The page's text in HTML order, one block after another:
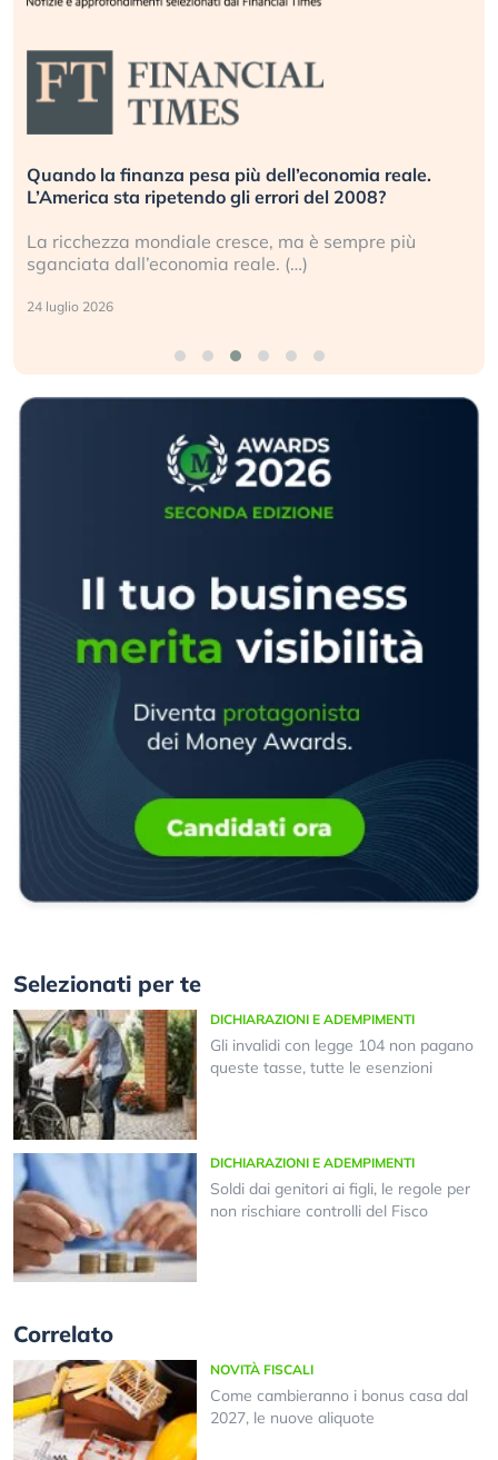
Quando la finanza pesa più dell’economia reale.
L’America sta ripetendo gli errori del 2008?
La ricchezza mondiale cresce, ma è sempre più
sganciata dall’economia reale. (…)
24 luglio 2026
Selezionati per te
DICHIARAZIONI E ADEMPIMENTI
Gli invalidi con legge 104 non pagano
queste tasse, tutte le esenzioni
DICHIARAZIONI E ADEMPIMENTI
Soldi dai genitori ai figli, le regole per
non rischiare controlli del Fisco
Correlato
NOVITÀ FISCALI
Come cambieranno i bonus casa dal
2027, le nuove aliquote